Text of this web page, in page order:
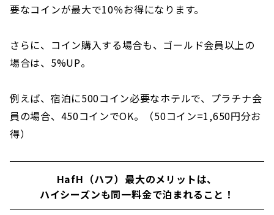
要なコインが最大で10％お得になります。
さらに、コイン購入する場合も、ゴールド会員以上の
場合は、5%UP。
例えば、宿泊に500コイン必要なホテルで、プラチナ会
員の場合、450コインでOK。（50コイン=1,650円分お
得）
HafH（ハフ）最大のメリットは、
ハイシーズンも同一料金で泊まれること！